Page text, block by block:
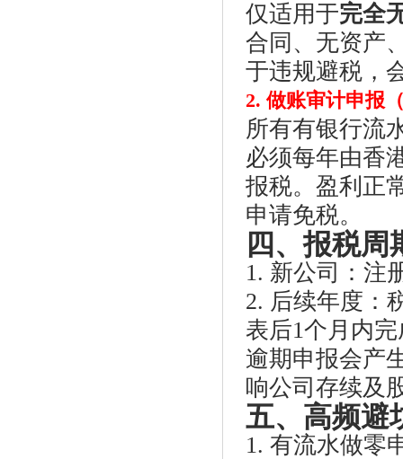
仅适用于完全
合同、无资产
于违规避税，
2. 做账审计申报
所有有银行流
必须每年由香
报税。盈利正
申请免税。
四、报税周
1. 新公司：注
2. 后续年度：
表后1个月内
逾期申报会产
响公司存续及
五、高频避
1. 有流水做零